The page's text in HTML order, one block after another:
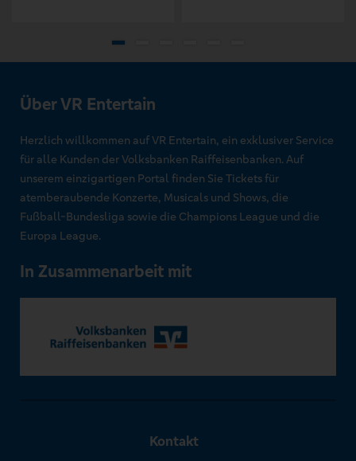
Über VR Entertain
Herzlich willkommen auf VR Entertain, ein exklusiver Service
für alle Kunden der Volksbanken Raiffeisenbanken. Auf
unserem einzigartigen Portal finden Sie Tickets für
atemberaubende Konzerte, Musicals und Shows, die
Fußball-Bundesliga sowie die Champions League und die
Europa League.
In Zusammenarbeit mit
Kontakt